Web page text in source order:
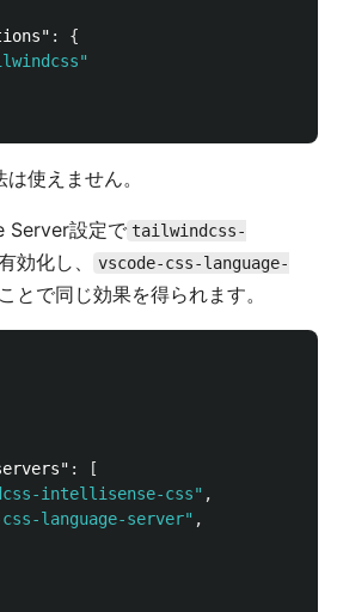
:
{
使えません。
Server設定で tailwindcss-
効化し、
vscode-css-language-
とで同じ効果を得られます。
:
[
intellisense-css" ,
language-server" ,